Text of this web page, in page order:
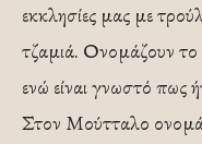
εκκλησίες μας με
τζαμιά. Ονομάζουν
ενώ είναι γνωστό πως
Στον Μούτταλο